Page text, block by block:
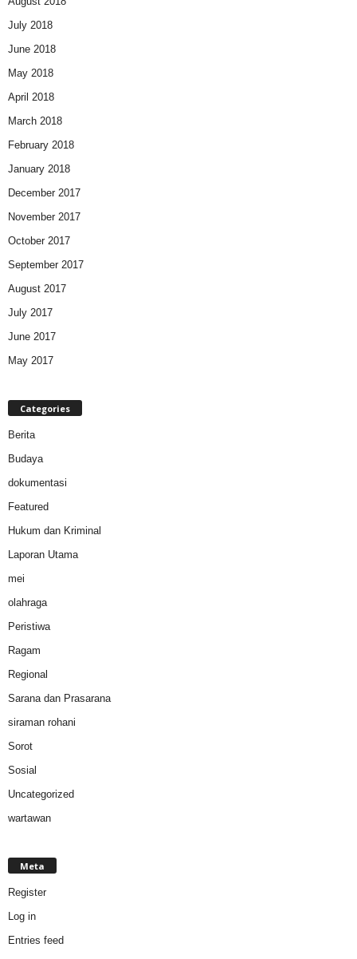
July 2018
June 2018
May 2018
April 2018
March 2018
February 2018
January 2018
December 2017
November 2017
October 2017
September 2017
August 2017
July 2017
June 2017
May 2017
Categories
Berita
Budaya
dokumentasi
Featured
Hukum dan Kriminal
Laporan Utama
mei
olahraga
Peristiwa
Ragam
Regional
Sarana dan Prasarana
siraman rohani
Sorot
Sosial
Uncategorized
wartawan
Meta
Register
Log in
Entries feed